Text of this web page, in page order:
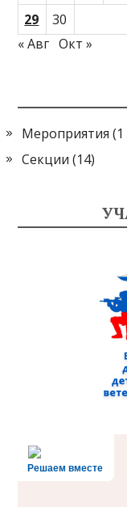
29
30
« Авг Окт »
Мероприятия (1
Секции (14)
Решаем вместе